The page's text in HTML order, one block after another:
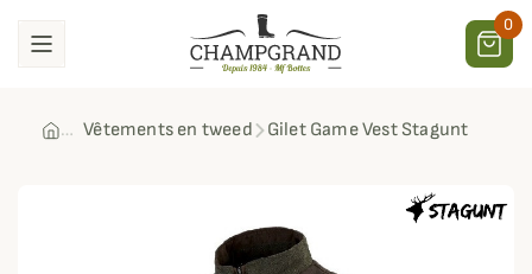
0
Vêtements en tweed Gilet Game Vest Stagunt